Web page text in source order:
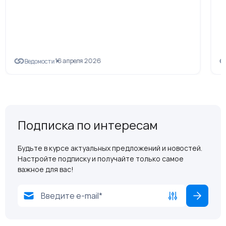
Ведомости16 апреля 2026
Подписка по интересам
Будьте в курсе актуальных предложений и новостей.
Настройте подписку и получайте только самое
важное для вас!